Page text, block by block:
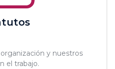
y nuestros
el trabajo.